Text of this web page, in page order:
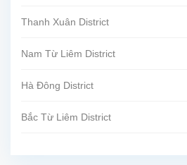
Thanh Xuân District
Nam Từ Liêm District
Hà Đông District
Bắc Từ Liêm District